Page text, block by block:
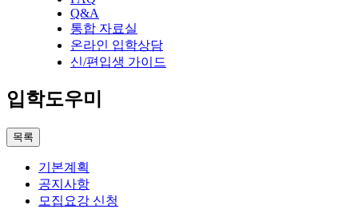
Q&A
통합 자료실
온라인 입학상담
신/편입생 가이드
입학도우미
목록
기본계획
공지사항
모집요강 신청